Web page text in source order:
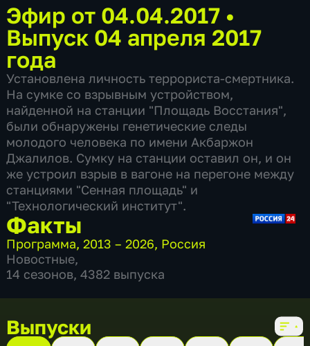
Эфир от 04.04.2017 •
Выпуск 04 апреля 2017
года
Установлена личность террориста-смертника.
На сумке со взрывным устройством,
найденной на станции "Площадь Восстания",
были обнаружены генетические следы
молодого человека по имени Акбаржон
Джалилов. Сумку на станции оставил он, и он
же устроил взрыв в вагоне на перегоне между
станциями "Сенная площадь" и
"Технологический институт".
Факты
Программа,2013 – 2026, Россия
Новостные,
14 сезонов, 4382 выпуска
Выпуски